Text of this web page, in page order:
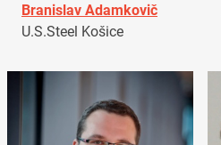
Branislav Adamkovič
U.S.Steel Košice